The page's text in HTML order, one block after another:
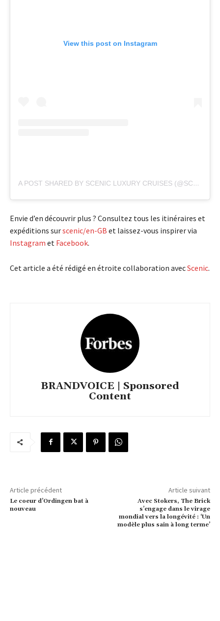
View this post on Instagram
A POST SHARED BY SCENIC LUXURY CRUISES (@SCENICCRUISES.EU)
Envie d’en découvrir plus ? Consultez tous les itinéraires et
expéditions surscenic/en-GB et laissez-vous inspirer via
Instagram et Facebook.
Cet article a été rédigé en étroite collaboration avecScenic.
BRANDVOICE | Sponsored
Content
Article précédent
Le coeur d’Ordingen bat à
nouveau
Article suivant
Avec Stokers, The Brick
s’engage dans le virage
mondial vers la longévité : ‘Un
modèle plus sain à long terme’